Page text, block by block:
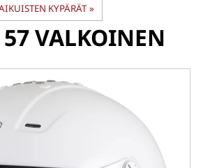
KYPÄRÄT ‪»
57 VALKOINEN